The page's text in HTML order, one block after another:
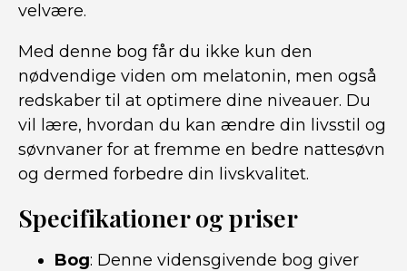
velvære.
Med denne bog får du ikke kun den
nødvendige viden om melatonin, men også
redskaber til at optimere dine niveauer. Du
vil lære, hvordan du kan ændre din livsstil og
søvnvaner for at fremme en bedre nattesøvn
og dermed forbedre din livskvalitet.
Specifikationer og priser
Bog: Denne vidensgivende bog giver